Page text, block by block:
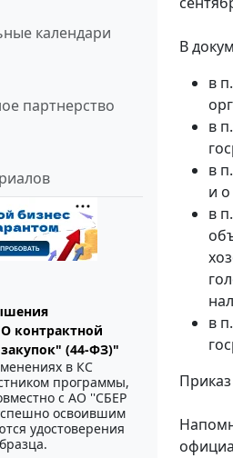
календари
партнерство
контрактной
(44-ФЗ)"
в КС
программы,
с АО ''СБЕР
освоившим
удостоверения
В
в
в
в
и
в
в